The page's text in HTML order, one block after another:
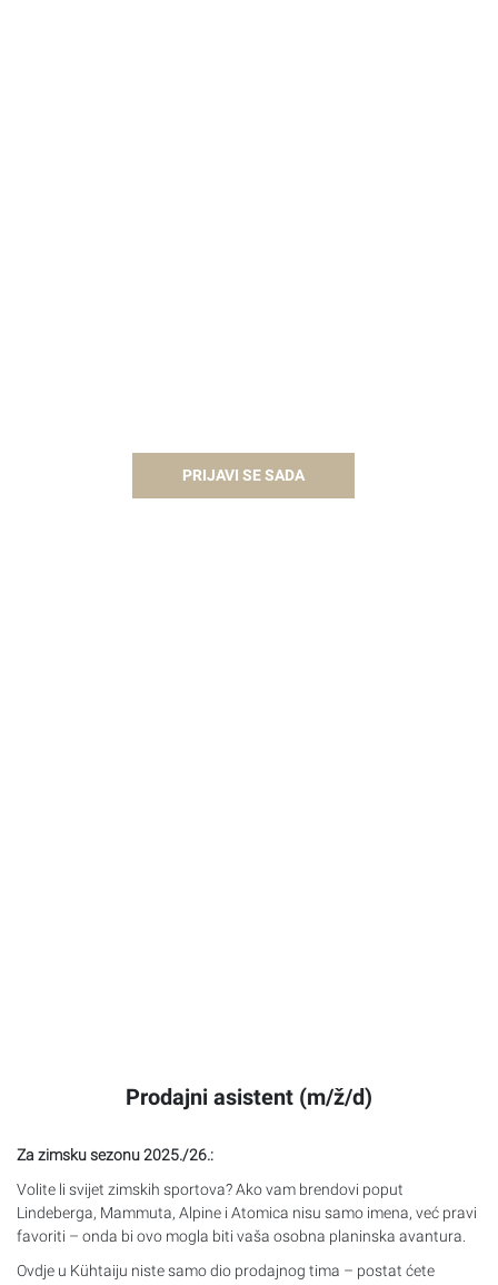
PRIJAVI SE SADA
Prodajni asistent (m/ž/d)
Za zimsku sezonu 2025./26.:
Volite li svijet zimskih sportova? Ako vam brendovi poput
Lindeberga, Mammuta, Alpine i Atomica nisu samo imena, već pravi
favoriti – onda bi ovo mogla biti vaša osobna planinska avantura.
Ovdje u Kühtaiju niste samo dio prodajnog tima – postat ćete